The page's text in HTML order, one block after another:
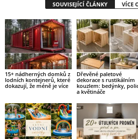
SOUVISEJÍCÍ ČLÁNKY VÍCE
15+ nádherných domků z
lodních kontejnerů, které
dokazují, že méně je více
Dřevěné paletové
dekorace s rustikálním
kouzlem: bedýnky,
a květináče